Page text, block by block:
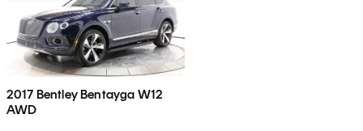
2017 Bentley Bentayga W12
AWD